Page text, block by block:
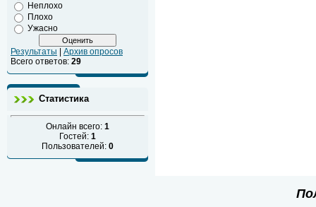
Неплохо
Плохо
Ужасно
Результаты
Архив опросов
Всего ответов: 29
Статистика
Онлайн всего: 1
Гостей: 1
Пользователей: 0